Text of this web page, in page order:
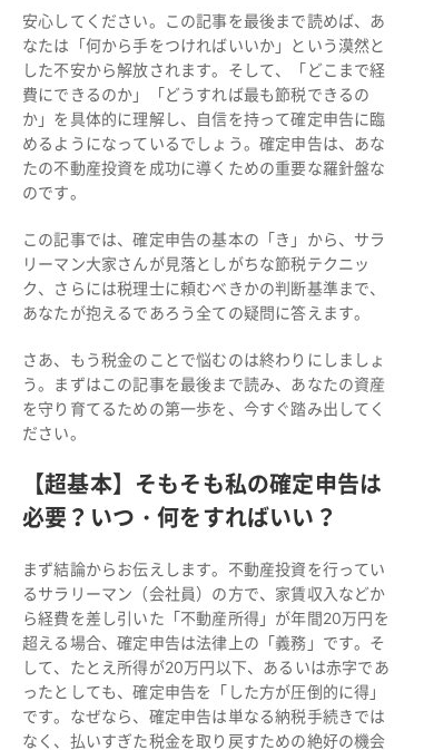
安心してください。この記事を最後まで読めば、あ
なたは「何から手をつければいいか」という漠然と
した不安から解放されます。そして、「どこまで経
費にできるのか」「どうすれば最も節税できるの
か」を具体的に理解し、自信を持って確定申告に臨
めるようになっているでしょう。確定申告は、あな
たの不動産投資を成功に導くための重要な羅針盤な
のです。
この記事では、確定申告の基本の「き」から、サラ
リーマン大家さんが見落としがちな節税テクニッ
ク、さらには税理士に頼むべきかの判断基準まで、
あなたが抱えるであろう全ての疑問に答えます。
さあ、もう税金のことで悩むのは終わりにしましょ
う。まずはこの記事を最後まで読み、あなたの資産
を守り育てるための第一歩を、今すぐ踏み出してく
ださい。
【超基本】そもそも私の確定申告は
必要？いつ・何をすればいい？
まず結論からお伝えします。不動産投資を行ってい
るサラリーマン（会社員）の方で、家賃収入などか
ら経費を差し引いた「不動産所得」が年間20万円を
超える場合、確定申告は法律上の「義務」です。そ
して、たとえ所得が20万円以下、あるいは赤字であ
ったとしても、確定申告を「した方が圧倒的に得」
です。なぜなら、確定申告は単なる納税手続きでは
なく、払いすぎた税金を取り戻すための絶好の機会